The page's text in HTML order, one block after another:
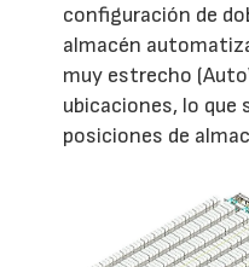
configuración de
almacén
muy estrecho
ubicaciones, lo que
posiciones de